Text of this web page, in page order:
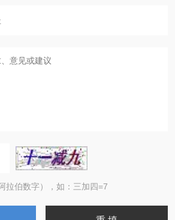
拉伯数字），如：三加四=7